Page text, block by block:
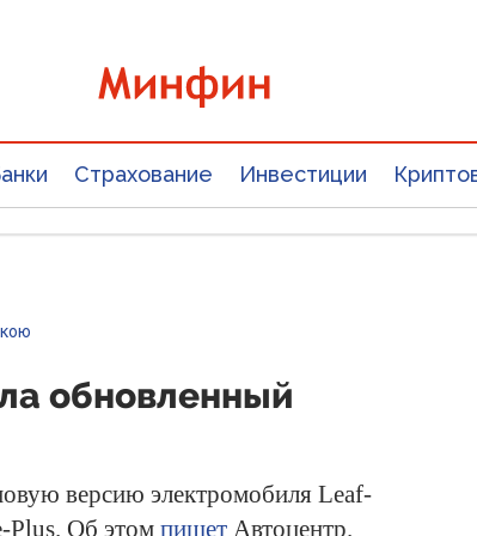
Страхование Инвестиции
обновленный
версию электромобиля Leaf-
Plus. Об этом пишет Автоцентр.